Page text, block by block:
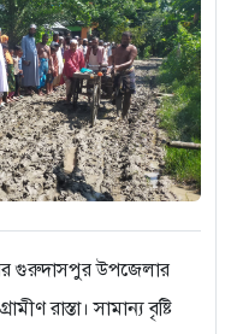
গুরুদাসপুর উপজেলার
রাস্তা। সামান্য বৃষ্টি